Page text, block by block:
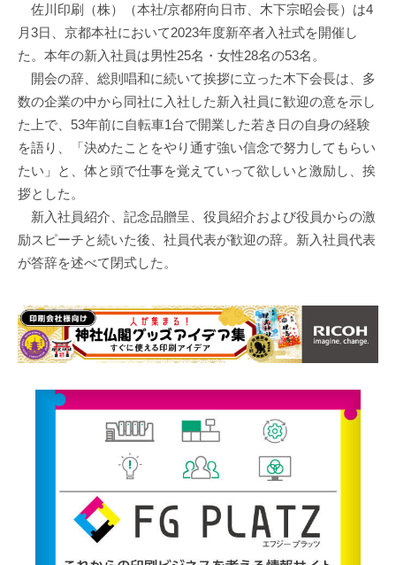
佐川印刷（株）（本社/京都府向日市、木下宗昭会長）は4
月3日、京都本社において2023年度新卒者入社式を開催し
た。本年の新入社員は男性25名・女性28名の53名。
開会の辞、総則唱和に続いて挨拶に立った木下会長は、多
数の企業の中から同社に入社した新入社員に歓迎の意を示し
た上で、53年前に自転車1台で開業した若き日の自身の経験
を語り、「決めたことをやり通す強い信念で努力してもらい
たい」と、体と頭で仕事を覚えていって欲しいと激励し、挨
拶とした。
新入社員紹介、記念品贈呈、役員紹介および役員からの激
励スピーチと続いた後、社員代表が歓迎の辞。新入社員代表
が答辞を述べて閉式した。